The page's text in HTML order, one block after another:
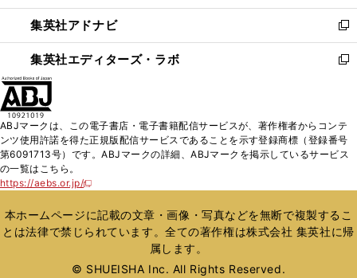
開
く
ウ
で
開
く
ン
ド
ウ
で
ウ
ィ
ン
ド
く
集英社アドナビ
新
し
い
ド
ウ
で
集英社エディターズ・ラボ
新
ィ
ン
ド
開
く
ABJマークは、この電子書店・電子書籍配信サービスが、著作権者からコンテ
ンツ使用許諾を得た正規版配信サービスであることを示す登録商標（登録番号
第6091713号）です。ABJマークの詳細、ABJマークを掲示しているサービス
の一覧はこちら。
https://aebs.or.jp/
新
い
ウ
ィ
ウ
本ホームページに記載の文章・画像・写真などを無断で複製するこ
とは法律で禁じられています。全ての著作権は株式会社 集英社に帰
属します。
© SHUEISHA Inc. All Rights Reserved.